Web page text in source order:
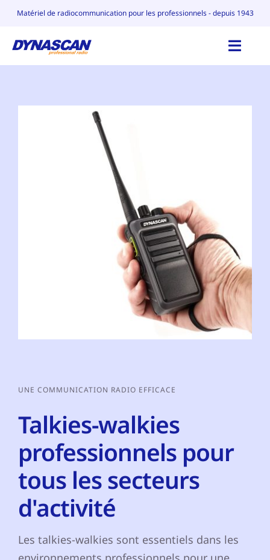
Skip
content
Matériel de radiocommunication pour les professionnels - depuis 1943
POURQUOI DYNASCAN
UNE COMMUNICATION RADIO EFFICACE
Talkies-walkies
professionnels pour
tous les secteurs
d'activité
Les talkies-walkies sont essentiels dans les